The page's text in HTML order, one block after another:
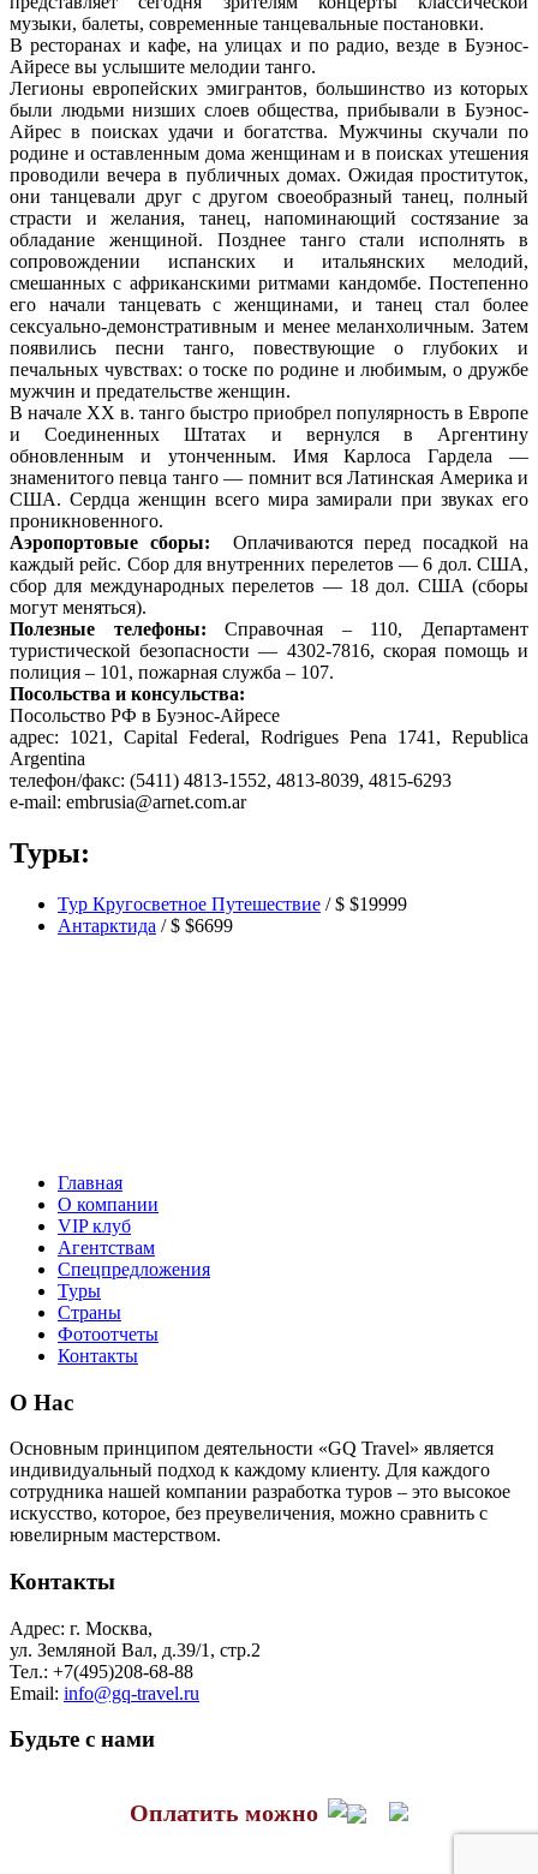
музыки, балеты, современные танцевальные постановки.
В ресторанах и кафе, на улицах и по радио, везде в Буэнос-
Айресе вы услышите мелодии танго.
Легионы европейских эмигрантов, большинство из которых
были людьми низших слоев общества, прибывали в Буэнос-
Айрес в поисках удачи и богатства. Мужчины скучали по
родине и оставленным дома женщинам и в поисках утешения
проводили вечера в публичных домах. Ожидая проституток,
они танцевали друг с другом своеобразный танец, полный
страсти и желания, танец, напоминающий состязание за
обладание женщиной. Позднее танго стали исполнять в
сопровождении испанских и итальянских мелодий,
смешанных с африканскими ритмами кандомбе. Постепенно
его начали танцевать с женщинами, и танец стал более
сексуально-демонстративным и менее меланхоличным. Затем
появились песни танго, повествующие о глубоких и
печальных чувствах: о тоске по родине и любимым, о дружбе
мужчин и предательстве женщин.
В начале XX в. танго быстро приобрел популярность в Европе
и Соединенных Штатах и вернулся в Аргентину
обновленным и утонченным. Имя Карлоса Гардела —
знаменитого певца танго — помнит вся Латинская Америка и
США. Сердца женщин всего мира замирали при звуках его
проникновенного.
Аэропортовые сборы:
Оплачиваются перед посадкой на
каждый рейс. Сбор для внутренних перелетов — 6 дол. США,
сбор для международных перелетов — 18 дол. США (сборы
могут меняться).
Полезные телефоны: Справочная – 110, Департамент
туристической безопасности — 4302-7816, скорая помощь и
полиция – 101, пожарная служба – 107.
Посольства и консульства:
Посольство РФ в Буэнос-Айресе
адрес: 1021, Capital Federal, Rodrigues Pena 1741, Republica
Argentina
телефон/факс: (5411) 4813-1552, 4813-8039, 4815-6293
e-mail: embrusia@arnet.com.ar
Туры:
Тур Кругосветное Путешествие /$ $19999
Антарктида /$ $6699
Главная
О компании
VIP клуб
Агентствам
Спецпредложения
Туры
Страны
Фотоотчеты
Контакты
О Нас
Основным принципом деятельности «GQ Travel» является
индивидуальный подход к каждому клиенту. Для каждого
сотрудника нашей компании разработка туров – это высокое
искусство, которое, без преувеличения, можно сравнить с
ювелирным мастерством.
Контакты
Адрес: г. Москва,
ул. Земляной Вал, д.39/1, стр.2
Тел.: +7(495)208-68-88
Email: info@gq-travel.ru
Будьте с нами
Оплатить можно